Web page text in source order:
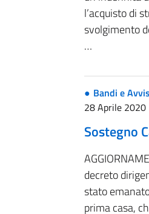
l’acquisto di
svolgimento
…
Bandi e
28 Aprile 2020
Sostegno
decreto
stato
prima casa,